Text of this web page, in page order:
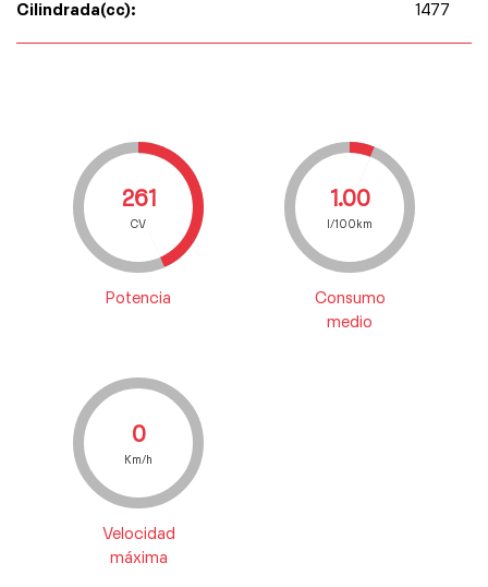
Cilindrada(cc): 1477
261
CV
Potencia
1.00
l/100km
Consumo
medio
0
Km/h
Velocidad
máxima